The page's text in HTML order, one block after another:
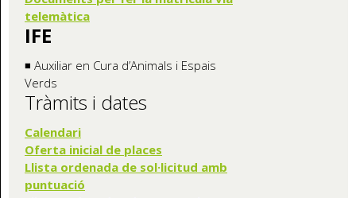
telemàtica
IFE
◾ Auxiliar en Cura d’Animals i Espais
Verds
Tràmits i dates
Calendari
Oferta inicial de places
Llista ordenada de sol·licitud amb
puntuació